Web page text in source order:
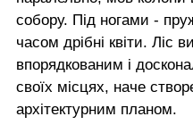
собору. Під ногами -
часом дрібні квіти. Ліс
впорядкованим і
своїх місцях, наче
архітектурним планом.